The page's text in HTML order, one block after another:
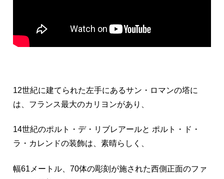
12世紀に建てられた左手にあるサン・ロマンの塔に
は、フランス最大のカリヨンがあり、
14世紀のポルト・デ・リブレアールと ポルト・ド・
ラ・カレンドの装飾は、素晴らしく、
幅61メートル、70体の彫刻が施された西側正面のファ